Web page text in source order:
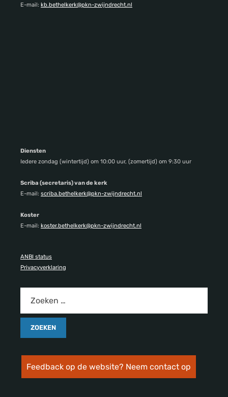
E-mail: kb.bethelkerk@pkn-zwijndrecht.nl
Diensten
Iedere zondag (wintertijd) om 10:00 uur, (zomertijd) om 9:30 uur
Scriba (secretaris) van de kerk
E-mail: scriba.bethelkerk@pkn-zwijndrecht.nl
Koster
E-mail: koster.bethelkerk@pkn-zwijndrecht.nl
ANBI status
Privacyverklaring
Feedback op de website? Neem contact op